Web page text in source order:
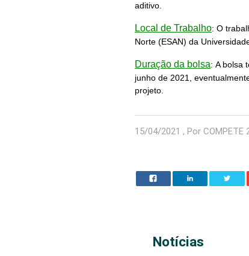
aditivo.
Local de Trabalho: O
Norte (ESAN) da
Duração da bolsa: A bolsa
junho de 2021,
projeto.
15/04/2021 , Por COMPETE
Notícias